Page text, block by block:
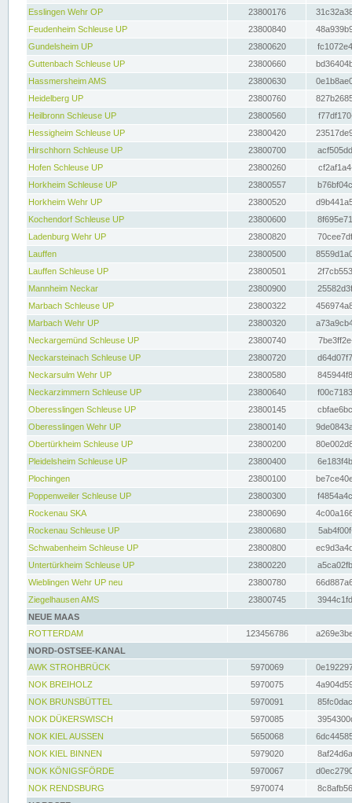
Esslingen Wehr OP
23800176
Feudenheim Schleuse UP
23800840
Gundelsheim UP
23800620
Guttenbach Schleuse UP
23800660
Hassmersheim AMS
23800630
Heidelberg UP
23800760
Heilbronn Schleuse UP
23800560
Hessigheim Schleuse UP
23800420
Hirschhorn Schleuse UP
23800700
Hofen Schleuse UP
23800260
Horkheim Schleuse UP
23800557
Horkheim Wehr UP
23800520
Kochendorf Schleuse UP
23800600
Ladenburg Wehr UP
23800820
Lauffen
23800500
Lauffen Schleuse UP
23800501
Mannheim Neckar
23800900
Marbach Schleuse UP
23800322
Marbach Wehr UP
23800320
Neckargemünd Schleuse UP
23800740
Neckarsteinach Schleuse UP
23800720
Neckarsulm Wehr UP
23800580
Neckarzimmern Schleuse UP
23800640
Oberesslingen Schleuse UP
23800145
Oberesslingen Wehr UP
23800140
Obertürkheim Schleuse UP
23800200
Pleidelsheim Schleuse UP
23800400
Plochingen
23800100
Poppenweiler Schleuse UP
23800300
Rockenau SKA
23800690
Rockenau Schleuse UP
23800680
Schwabenheim Schleuse UP
23800800
Untertürkheim Schleuse UP
23800220
Wieblingen Wehr UP neu
23800780
Ziegelhausen AMS
23800745
NEUE MAAS
ROTTERDAM
123456786
NORD-OSTSEE-KANAL
AWK STROHBRÜCK
5970069
NOK BREIHOLZ
5970075
NOK BRUNSBÜTTEL
5970091
NOK DÜKERSWISCH
5970085
NOK KIEL AUSSEN
5650068
NOK KIEL BINNEN
5979020
NOK KÖNIGSFÖRDE
5970067
NOK RENDSBURG
5970074